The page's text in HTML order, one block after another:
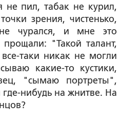
не пил, табак не курил,
зрения, чистенько,
не чурался, и мне это
прощали: "Такой талант,
таки никак не могли
какие-то кустики,
"сымаю портреты",
нибудь на жнитве. На